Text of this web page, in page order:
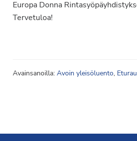
Europa Donna
Tervetuloa!
Avainsanoilla: Avoin yleisöluento,